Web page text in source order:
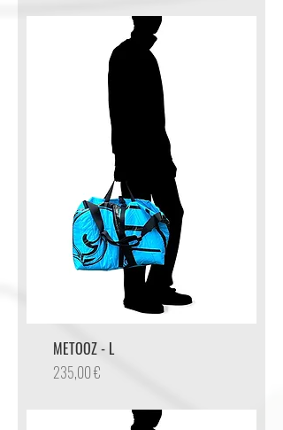
METOOZ - L
Preis
235,00 €